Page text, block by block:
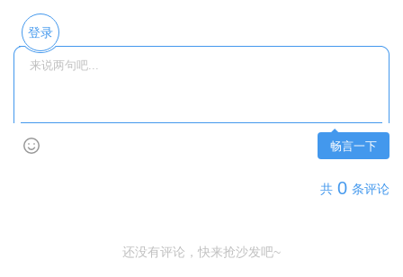
登录
畅言一下
共 0 条评论
还没有评论，快来抢沙发吧~